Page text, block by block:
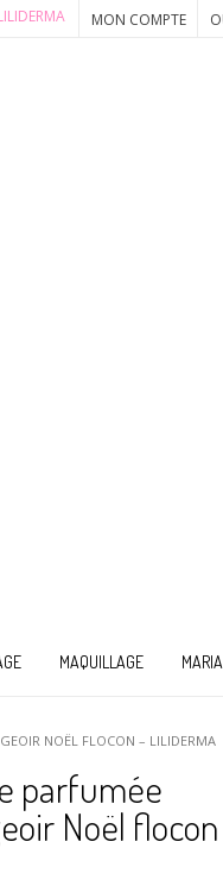
MON COMPTE
MAQUILLAGE
NOËL FLOCON – LILIDERMA
parfumée
Noël flocon